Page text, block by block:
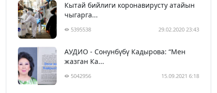
Кытай бийлиги коронавирусту атайын
чыгарга...
5395538 29.02.2020 23:43
АУДИО - Сонунбүбү Кадырова: “Мен
жазган Ка...
5042956 15.09.2021 6:18